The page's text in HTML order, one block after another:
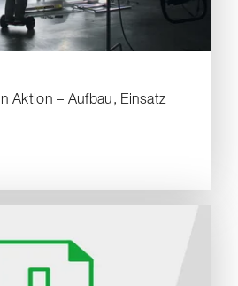
Aktion – Aufbau, Einsatz